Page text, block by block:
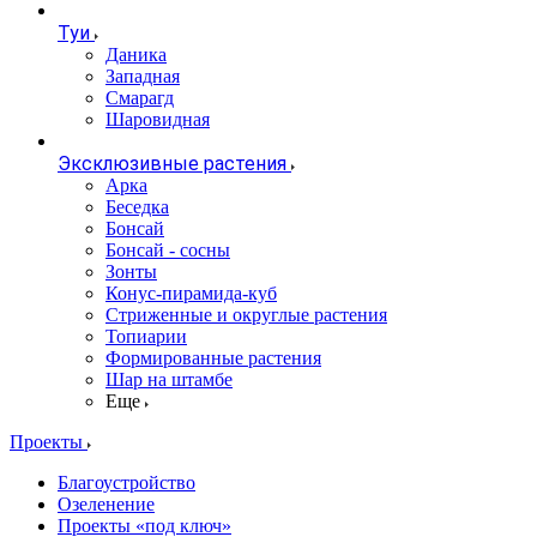
Туи
Даника
Западная
Смарагд
Шаровидная
Эксклюзивные растения
Арка
Беседка
Бонсай
Бонсай - сосны
Зонты
Конус-пирамида-куб
Стриженные и округлые растения
Топиарии
Формированные растения
Шар на штамбе
Еще
Проекты
Благоустройство
Озеленение
Проекты «под ключ»